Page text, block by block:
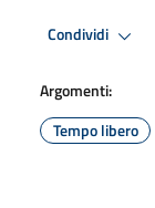
Condividi
Argomenti:
Tempo libero